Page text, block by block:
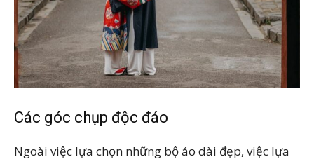
Các góc chụp độc đáo
Ngoài việc lựa chọn những bộ áo dài đẹp, việc lựa